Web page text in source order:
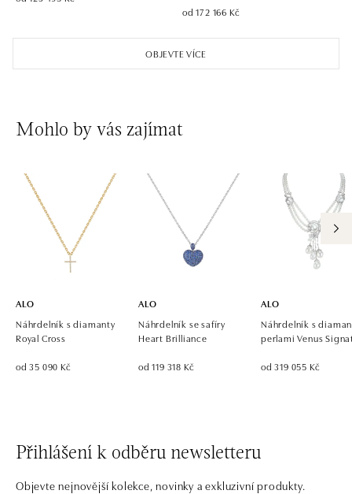
Einsteinova 18, 851 01 Bratislava
ALO diamonds OC Avion, Bratislava
Ivanská cesta 16, 821 04 Bratislava
dnes otevřeno od 10:00
ALO diamonds OC Eurovea, Bratislava
Pribinova 8, 811 09 Bratislava
tel.: +421 917 090 700, +421 918 777 670
dnes otevřeno od 10:00
OBJEVTE VÍCE
od 172 166 Kč
Mohlo by vás zajímat
ALO
Náhrdelník s diamanty
Royal Cross
od 35 090 Kč
ALO
Náhrdelník se safíry
Heart Brilliance
od 119 318 Kč
ALO
Náhrdelník s
perlami Venus
od 319 055 Kč
Přihlášení k odběru newsletteru
Objevte nejnovější kolekce, novinky a exkluzivní produkty.